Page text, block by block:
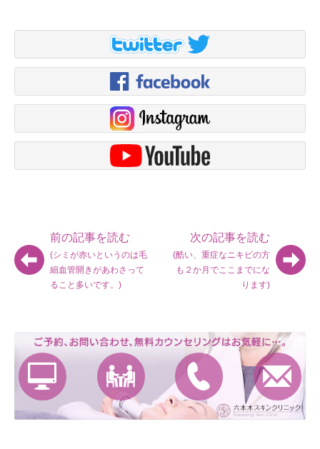
前の記事を読む
(シミが赤いというのは毛
細血管開きがあわさって
ること多いです。)
次の記事を読む
(酷い、重症なニキビの方
も２か月でここまでにな
ります)